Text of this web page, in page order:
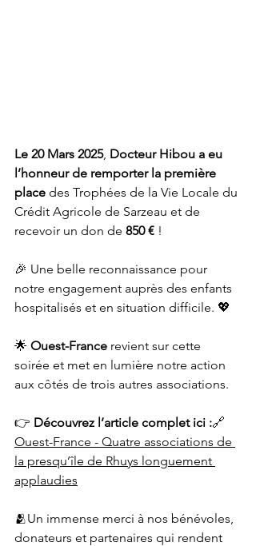
Le 20 Mars 2025, Docteur Hibou a eu
l’honneur de remporter la première
place des Trophées de la Vie Locale du
Crédit Agricole de Sarzeau et de
recevoir un don de 850 € !
🎉 Une belle reconnaissance pour
notre engagement auprès des enfants
hospitalisés et en situation difficile. 💖
🌟 Ouest-France revient sur cette
soirée et met en lumière notre action
aux côtés de trois autres associations.
👉 Découvrez l’article complet ici :🔗
Ouest-France - Quatre associations de
la presqu’île de Rhuys longuement
applaudies
🫂Un immense merci à nos bénévoles,
donateurs et partenaires qui rendent